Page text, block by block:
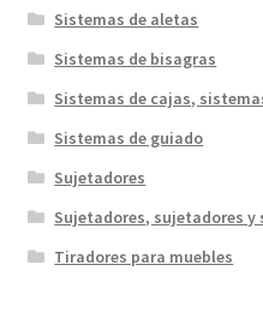
Sistemas de aletas
Sistemas de bisagras
Sistemas de cajas,
Sistemas de guiado
Sujetadores
Sujetadores, sujetadores y
Tiradores para muebles